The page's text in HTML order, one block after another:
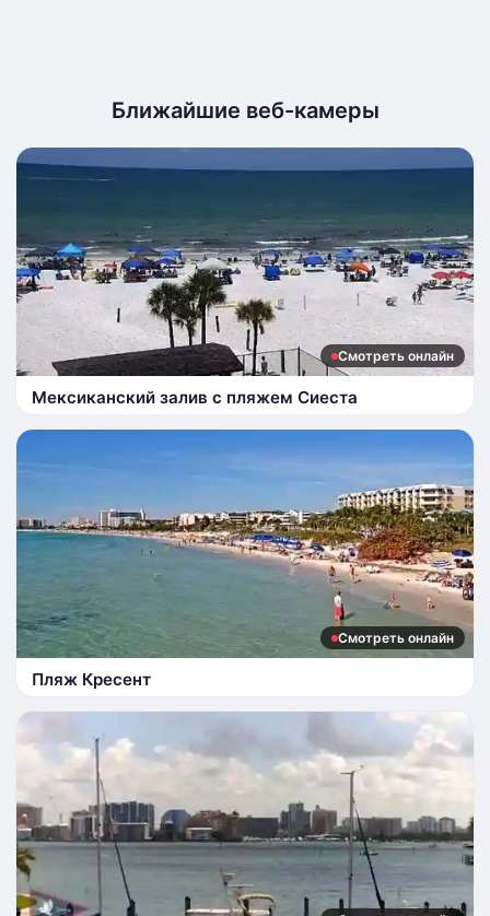
Ближайшие веб-камеры
Смотреть онлайн
Мексиканский залив с пляжем Сиеста
Смотреть онлайн
Пляж Кресент